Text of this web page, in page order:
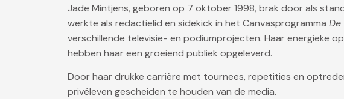
Jade Mintjens, geboren op 7 oktober 1998, brak door als
werkte als redactielid en sidekick in het Canvasprogramma De
verschillende televisie- en podiumprojecten. Haar energieke
hebben haar een groeiend publiek opgeleverd.
Door haar drukke carrière met tournees, repetities en
privéleven gescheiden te houden van de media.